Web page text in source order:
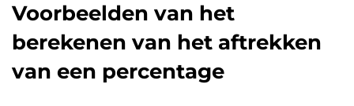
Voorbeelden van het
berekenen van het aftrekken
van een percentage